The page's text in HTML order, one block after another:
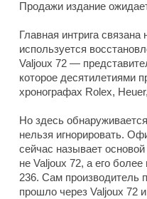
Продажи издание
Главная интрига
используется
Valjoux 72 —
которое десятилетиями
хронографах Rolex,
Но здесь
нельзя игнорировать.
сейчас называет
не Valjoux 72, а его более
236. Сам производитель
прошло через Valjoux 72